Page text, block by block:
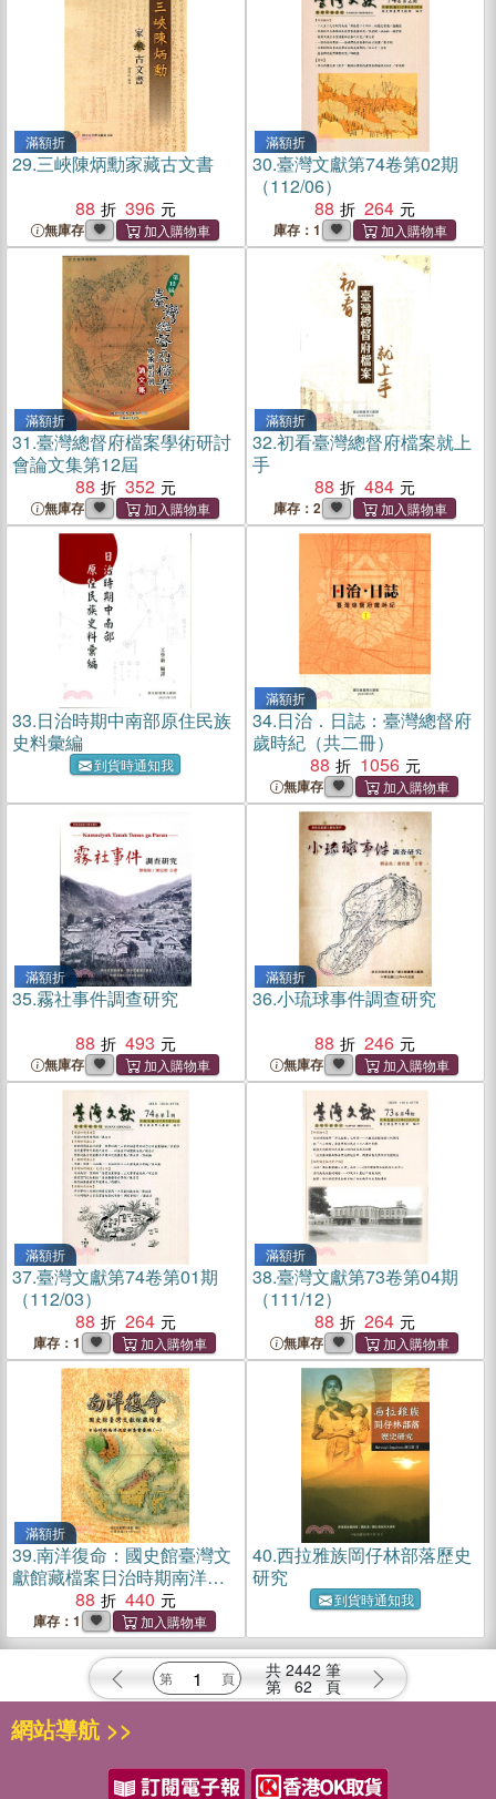
滿額折
29.三峽陳炳勳家藏古文書
88
396
無庫存
滿額折
30.臺灣文獻第74卷第02期
（112/06）
88
264
庫存：1
滿額折
31.臺灣總督府檔案學術研討
會論文集第12屆
88
352
無庫存
滿額折
32.初看臺灣總督府檔案就上
手
88
484
庫存：2
33.日治時期中南部原住民族
史料彙編
到貨時通知我
滿額折
34.日治．日誌：臺灣總督府
歲時紀（共二冊）
88
1056
無庫存
滿額折
35.霧社事件調查研究
88
493
無庫存
滿額折
36.小琉球事件調查研究
88
246
無庫存
滿額折
37.臺灣文獻第74卷第01期
（112/03）
88
264
庫存：1
滿額折
38.臺灣文獻第73卷第04期
（111/12）
88
264
無庫存
滿額折
39.南洋復命：國史館臺灣文
獻館藏檔案日治時期南洋視
察報告書彙編（一）
88 440
庫存：1
40.西拉雅族岡仔林部落歷史
研究
到貨時通知我
共 2442 筆
第 62 頁
網站導航 >>